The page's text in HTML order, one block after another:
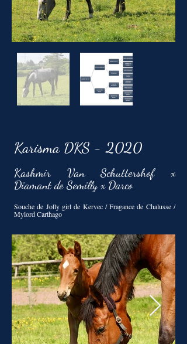
Karisma DKS - 2020
Kashmir Van Schuttershof x
Diamant de Semilly x Darco
Souche de Jolly girl de Kervec / Fragance de Chalusse /
Mylord Carthago